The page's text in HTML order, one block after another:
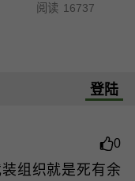
阅读 16737
登陆
0
组织就是死有余